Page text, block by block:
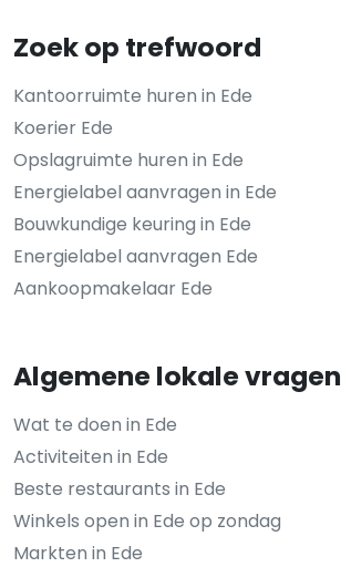
Zoek op trefwoord
Kantoorruimte huren in Ede
Koerier Ede
Opslagruimte huren in Ede
Energielabel aanvragen in Ede
Bouwkundige keuring in Ede
Energielabel aanvragen Ede
Aankoopmakelaar Ede
Algemene lokale vragen
Wat te doen in Ede
Activiteiten in Ede
Beste restaurants in Ede
Winkels open in Ede op zondag
Markten in Ede